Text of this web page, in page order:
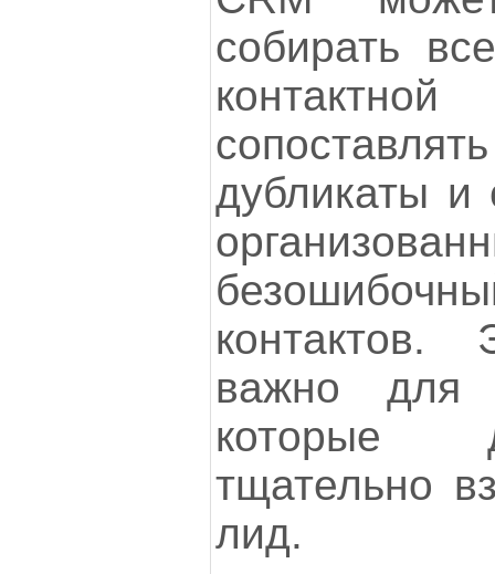
собирать
дубликаты и
контактов.
важно для
которые
тщательно
лид.